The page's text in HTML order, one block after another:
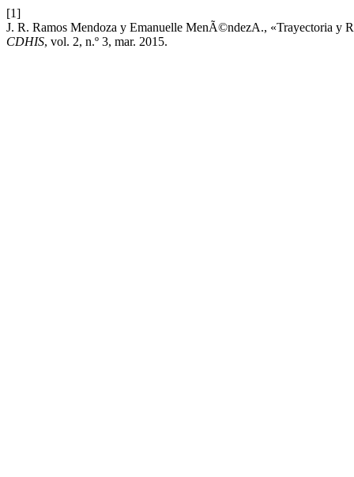
[1]
J. R. Ramos Mendoza y Emanuelle MenÃ©ndezA., «Trayectoria y
CDHIS, vol. 2, n.º 3, mar. 2015.